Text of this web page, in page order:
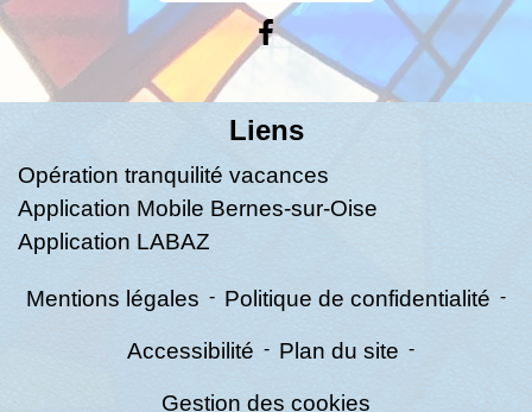
Liens
Opération tranquilité vacances
Application Mobile Bernes-sur-Oise
Application LABAZ
Mentions légales - Politique de confidentialité -
Accessibilité - Plan du site -
Gestion des cookies